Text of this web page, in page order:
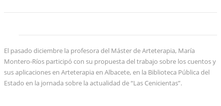
El pasado diciembre la profesora del Máster de Arteterapia, María
Montero-Ríos participó con su propuesta del trabajo sobre los cuentos y
sus aplicaciones en Arteterapia en Albacete, en la Biblioteca Pública del
Estado en la jornada sobre la actualidad de “Las Cenicientas”.